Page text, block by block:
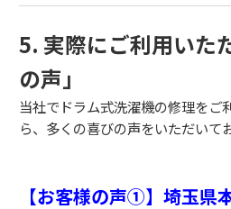
5. 実際にご利用いた
の声」
当社でドラム式洗濯機の修理をご
ら、多くの喜びの声をいただいて
【お客様の声①】埼玉県